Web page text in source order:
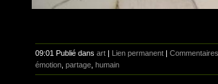
09:01 Publié dans art Lien permanent
émotion partage humain